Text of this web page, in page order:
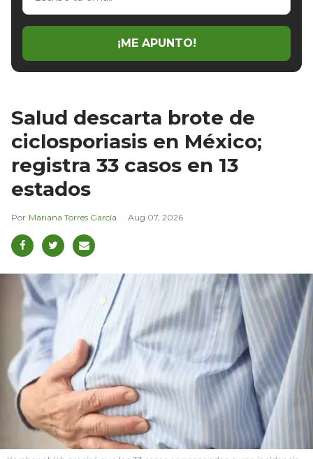
email
¡ME APUNTO!
Salud descarta brote de
ciclosporiasis en México;
registra 33 casos en 13
estados
Mariana Torres García Aug 07, 2026